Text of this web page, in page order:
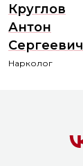
Круглов
Антон
Сергеевич
Нарколог